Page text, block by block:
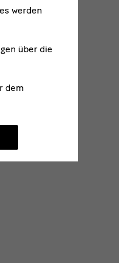
werden
über die
dem